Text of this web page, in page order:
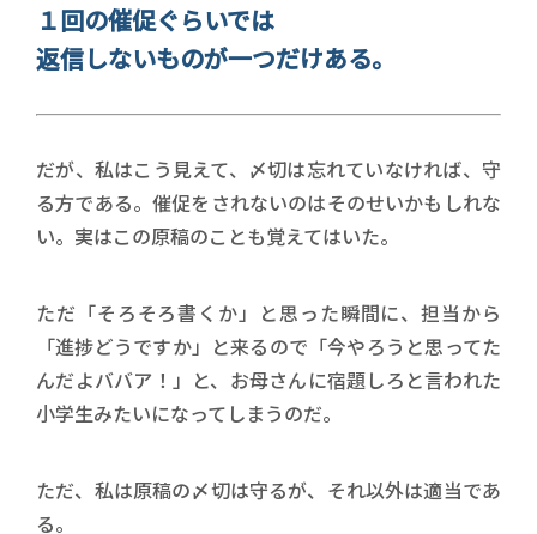
１回の催促ぐらいでは
返信しないものが一つだけある。
だが、私はこう見えて、〆切は忘れていなければ、守
る方である。催促をされないのはそのせいかもしれな
い。実はこの原稿のことも覚えてはいた。
ただ「そろそろ書くか」と思った瞬間に、担当から
「進捗どうですか」と来るので「今やろうと思ってた
んだよババア！」と、お母さんに宿題しろと言われた
小学生みたいになってしまうのだ。
ただ、私は原稿の〆切は守るが、それ以外は適当であ
る。